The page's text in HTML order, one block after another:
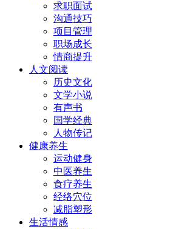
求职面试
沟通技巧
项目管理
职场成长
情商提升
人文阅读
历史文化
文学小说
有声书
国学经典
人物传记
健康养生
运动健身
中医养生
食疗养生
经络穴位
减脂塑形
生活情感